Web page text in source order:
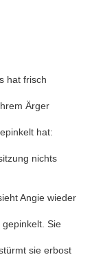
hat frisch
Ärger
hat:
nichts
Angie wieder
Sie
sie erbost